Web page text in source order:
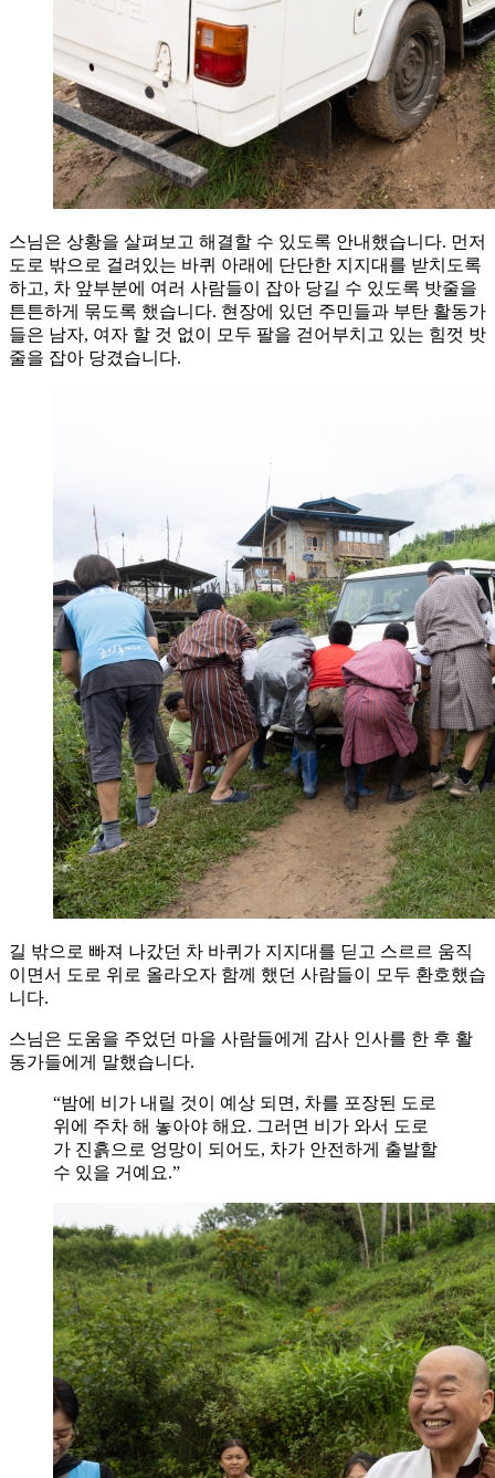
스님은 상황을 살펴보고 해결할 수 있도록 안내했습니다. 먼저
도로 밖으로 걸려있는 바퀴 아래에 단단한 지지대를 받치도록
하고, 차 앞부분에 여러 사람들이 잡아 당길 수 있도록 밧줄을
튼튼하게 묶도록 했습니다. 현장에 있던 주민들과 부탄 활동가
들은 남자, 여자 할 것 없이 모두 팔을 걷어부치고 있는 힘껏 밧
줄을 잡아 당겼습니다.
길 밖으로 빠져 나갔던 차 바퀴가 지지대를 딛고 스르르 움직
이면서 도로 위로 올라오자 함께 했던 사람들이 모두 환호했습
니다.
스님은 도움을 주었던 마을 사람들에게 감사 인사를 한 후 활
동가들에게 말했습니다.
“밤에 비가 내릴 것이 예상 되면, 차를 포장된 도로
위에 주차 해 놓아야 해요. 그러면 비가 와서 도로
가 진흙으로 엉망이 되어도, 차가 안전하게 출발할
수 있을 거예요.”